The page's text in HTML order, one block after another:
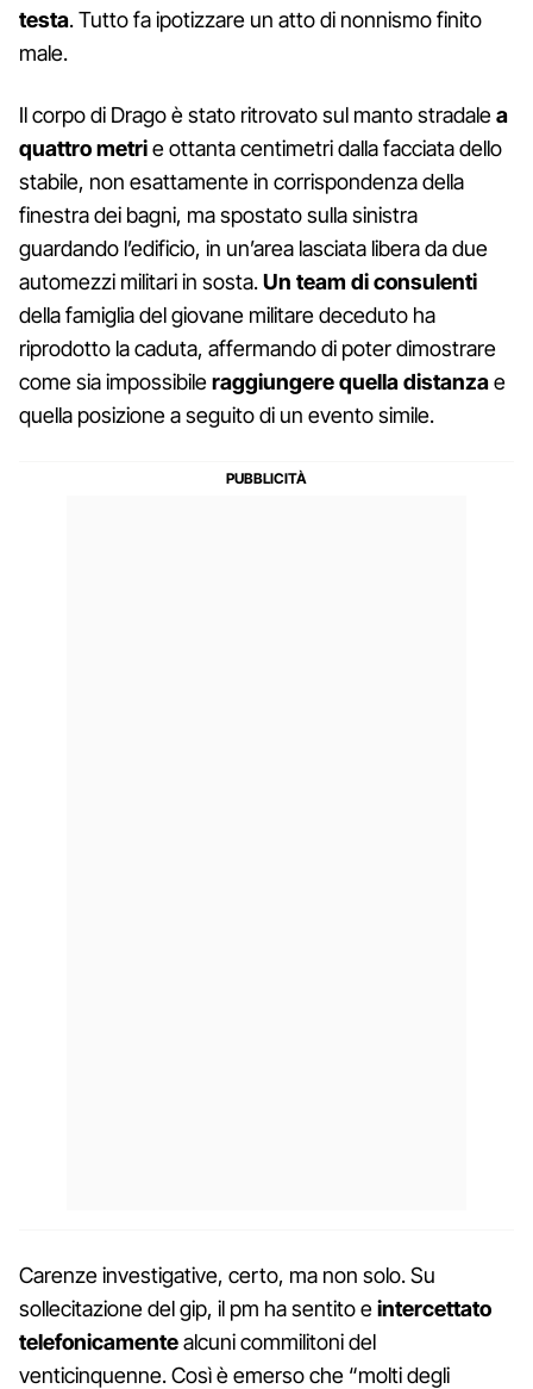
testa. Tutto fa ipotizzare un atto di nonnismo finito
male.
Il corpo di Drago è stato ritrovato sul manto stradalea
quattro metrie ottanta centimetri dalla facciata dello
stabile, non esattamente in corrispondenza della
finestra dei bagni, ma spostato sulla sinistra
guardando l’edificio, in un’area lasciata libera da due
automezzi militari in sosta.Un team di consulenti
della famiglia del giovane militare deceduto ha
riprodotto la caduta, affermando di poter dimostrare
come sia impossibileraggiungerequelladistanzae
quella posizione a seguito di un evento simile.
Carenze investigative, certo, ma non solo. Su
sollecitazione del gip, il pm ha sentito eintercettato
telefonicamentealcuni commilitoni del
venticinquenne. Così è emerso che “molti degli